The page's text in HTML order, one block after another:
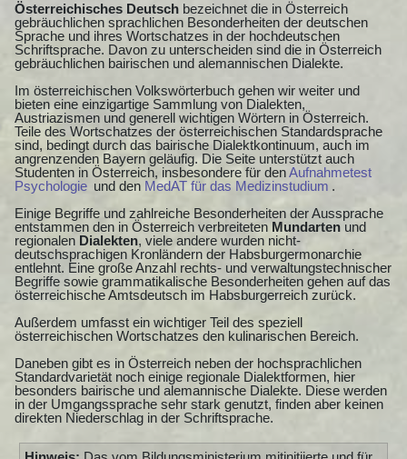
Österreichisches Deutsch bezeichnet die in Österreich
gebräuchlichen sprachlichen Besonderheiten der deutschen
Sprache und ihres Wortschatzes in der hochdeutschen
Schriftsprache. Davon zu unterscheiden sind die in Österreich
gebräuchlichen bairischen und alemannischen Dialekte.
Im österreichischen Volkswörterbuch gehen wir weiter und
bieten eine einzigartige Sammlung von Dialekten,
Austriazismen und generell wichtigen Wörtern in Österreich.
Teile des Wortschatzes der österreichischen Standardsprache
sind, bedingt durch das bairische Dialektkontinuum, auch im
angrenzenden Bayern geläufig. Die Seite unterstützt auch
Studenten in Österreich, insbesondere für denAufnahmetest
Psychologie und den MedAT für das Medizinstudium .
Einige Begriffe und zahlreiche Besonderheiten der Aussprache
entstammen den in Österreich verbreiteten Mundarten und
regionalen Dialekten, viele andere wurden nicht-
deutschsprachigen Kronländern der Habsburgermonarchie
entlehnt. Eine große Anzahl rechts- und verwaltungstechnischer
Begriffe sowie grammatikalische Besonderheiten gehen auf das
österreichische Amtsdeutsch im Habsburgerreich zurück.
Außerdem umfasst ein wichtiger Teil des speziell
österreichischen Wortschatzes den kulinarischen Bereich.
Daneben gibt es in Österreich neben der hochsprachlichen
Standardvarietät noch einige regionale Dialektformen, hier
besonders bairische und alemannische Dialekte. Diese werden
in der Umgangssprache sehr stark genutzt, finden aber keinen
direkten Niederschlag in der Schriftsprache.